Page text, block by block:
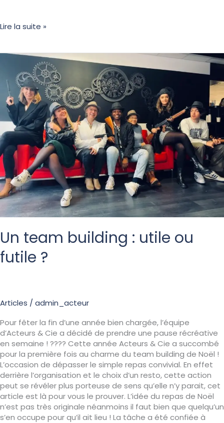
Lire la suite »
Un team building : utile ou
futile ?
Articles / admin_acteur
Pour fêter la fin d’une année bien chargée, l’équipe
d’Acteurs & Cie a décidé de prendre une pause récréative
en semaine ! ???? Cette année Acteurs & Cie a succombé
pour la première fois au charme du team building de Noël !
L’occasion de dépasser le simple repas convivial. En effet
derrière l’organisation et le choix d’un resto, cette action
peut se révéler plus porteuse de sens qu’elle n’y parait, cet
article est là pour vous le prouver. L’idée du repas de Noël
n’est pas très originale néanmoins il faut bien que quelqu’un
s’en occupe pour qu’il ait lieu ! La tâche a été confiée à
building
utile
ou
futile
?